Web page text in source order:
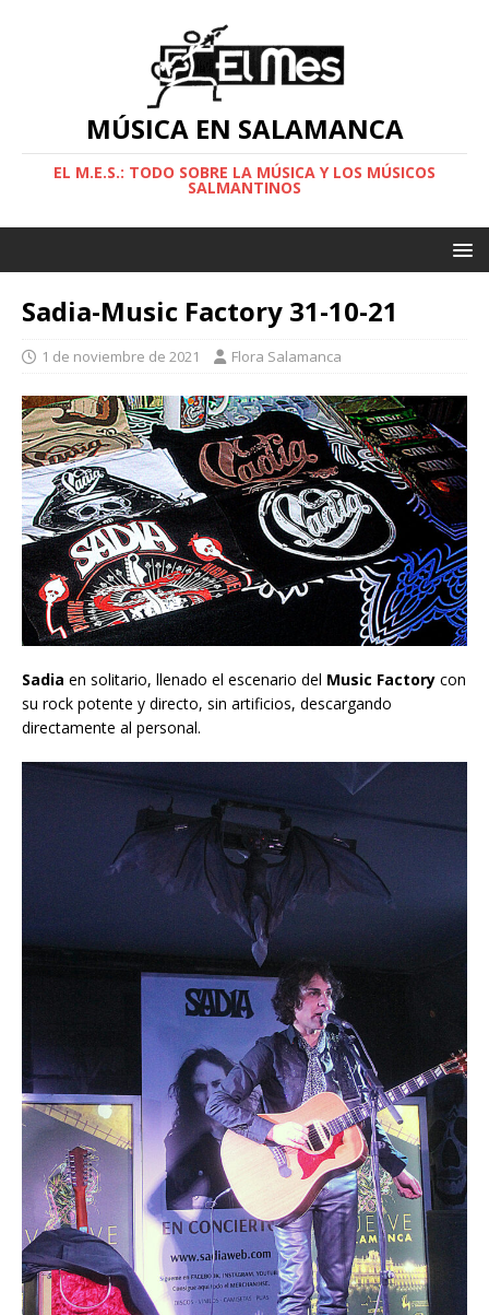
MÚSICA EN SALAMANCA
EL M.E.S.: TODO SOBRE LA MÚSICA Y LOS MÚSICOS
SALMANTINOS
Sadia-Music Factory 31-10-21
1 de noviembre de 2021 Flora Salamanca
Sadia en solitario, llenado el escenario del Music Factory con
su rock potente y directo, sin artificios, descargando
directamente al personal.